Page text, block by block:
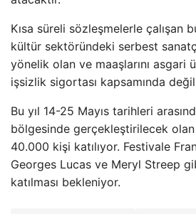
Kısa süreli sözleşmelerle çalışan
kültür sektöründeki serbest
yönelik olan ve maaşlarını asgari
işsizlik sigortası kapsamında
Bu yıl 14-25 Mayıs tarihleri
bölgesinde gerçekleştirilecek
40.000 kişi katılıyor. Festivale
Georges Lucas ve Meryl Streep
katılması bekleniyor.